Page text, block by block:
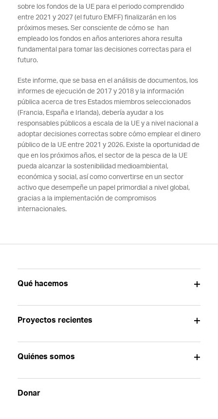
sobre los fondos de la UE para el periodo comprendido
entre 2021 y 2027 (el futuro EMFF) finalizarán en los
próximos meses. Ser consciente de cómo se han
empleado los fondos en años anteriores ahora resulta
fundamental para tomar las decisiones correctas para el
futuro.
Este informe, que se basa en el análisis de documentos, los
informes de ejecución de 2017 y 2018 y la información
pública acerca de tres Estados miembros seleccionados
(Francia, España e Irlanda), debería ayudar a los
responsables públicos a escala de la UE y a nivel nacional a
adoptar decisiones correctas sobre cómo emplear el dinero
público de la UE entre 2021 y 2026. Existe la oportunidad de
que en los próximos años, el sector de la pesca de la UE
pueda alcanzar la sostenibilidad medioambiental,
económica y social, así como convertirse en un sector
activo que desempeñe un papel primordial a nivel global,
gracias a la implementación de compromisos
internacionales.
Qué hacemos
Proyectos recientes
Quiénes somos
Donar